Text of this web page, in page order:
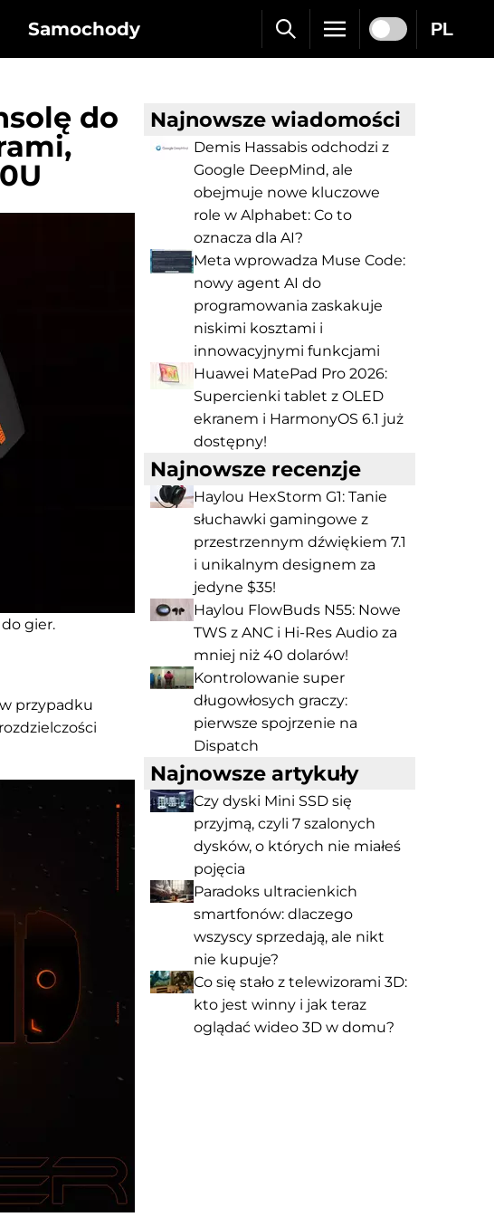
Samochody PL
do
gier.
przypadku
Najnowsze wiadomości
Demis Hassabis odchodzi z
Google DeepMind, ale
obejmuje nowe kluczowe
role w Alphabet: Co to
oznacza dla AI?
Meta wprowadza Muse Code:
nowy agent AI do
programowania zaskakuje
niskimi kosztami i
innowacyjnymi funkcjami
Huawei MatePad Pro 2026:
Supercienki tablet z OLED
ekranem i HarmonyOS 6.1 już
dostępny!
Najnowsze recenzje
Haylou HexStorm G1: Tanie
słuchawki gamingowe z
przestrzennym dźwiękiem 7.1
i unikalnym designem za
jedyne $35!
Haylou FlowBuds N55: Nowe
TWS z ANC i Hi-Res Audio za
mniej niż 40 dolarów!
Kontrolowanie super
długowłosych graczy:
pierwsze spojrzenie na
Dispatch
Najnowsze artykuły
Czy dyski Mini SSD się
przyjmą, czyli 7 szalonych
dysków, o których nie miałeś
pojęcia
Paradoks ultracienkich
smartfonów: dlaczego
wszyscy sprzedają, ale nikt
nie kupuje?
Co się stało z telewizorami 3D:
kto jest winny i jak teraz
oglądać wideo 3D w domu?